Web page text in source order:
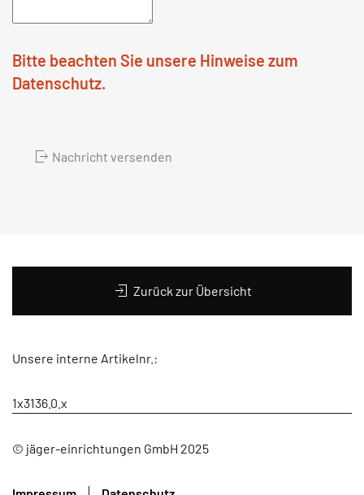
Bitte beachten Sie unsere Hinweise zum
Datenschutz.
Nachricht versenden
Zurück zur Übersicht
Unsere interne Artikelnr.:
1x3136.0.x
© jäger-einrichtungen GmbH 2025